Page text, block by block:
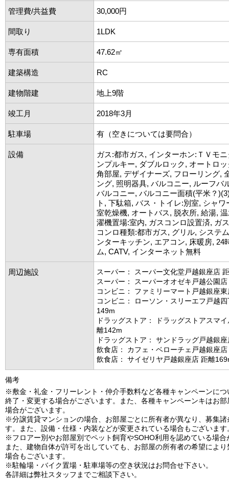
管理費/共益費 30,000円
間取り 1LDK
専有面積 47.62㎡
建築構造 RC
建物階建 地上9階
竣工月 2018年3月
駐車場 有（空きについては要問合）
設備
ガス:都市ガス, インターホン:ＴＶモ
ンプルキー, ダブルロック, オートロ
角部屋, デザイナーズ, フローリング,
ング, 照明器具, バルコニー, ルーフバ
バルコニー, バルコニー面積(平米？
ト, 下駄箱, バス・トイレ:別室, シャ
室乾燥機, オートバス, 脱衣所, 給湯,
濯機置場:室内, ガスコンロ設置済, ガ
コンロ種類:都市ガス, グリル, システ
ンターキッチン, エアコン, 床暖房, 24
ム, CATV, インターネット無料
周辺施設
スーパー： スーパー文化堂戸越銀座店
スーパー： スーパーオオゼキ戸越公園
コンビニ： ファミリーマート戸越銀座
コンビニ： ローソン・スリーエフ戸越
149m
ドラッグストア： ドラッグストアスマ
離142m
ドラッグストア： サンドラッグ戸越銀
飲食店： カフェ・ベローチェ戸越銀座
飲食店： サイゼリヤ戸越銀座店 距離
備考
※敷金・礼金・フリーレント・仲介手数料など各種キャンペーンにつ
終了・変更する場合がございます。また、各種キャンペーンキはお
場合がございます。
※分譲賃貸マンションの場合、お部屋ごとに所有者が異なり、募集諸
す。また、設備・仕様・内装などが変更されている場合もございます
※フロアー別やお部屋別でペット飼育やSOHO利用を認めている場合
また、建物自体が許可を出していても、お部屋の所有者の希望によ
場合もございます。
※駐輪場・バイク置場・駐車場等の空き状況はお問合せ下さい。
各詳細は弊社スタッフまでご相談下さい。